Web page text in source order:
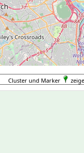
Cluster und Marker